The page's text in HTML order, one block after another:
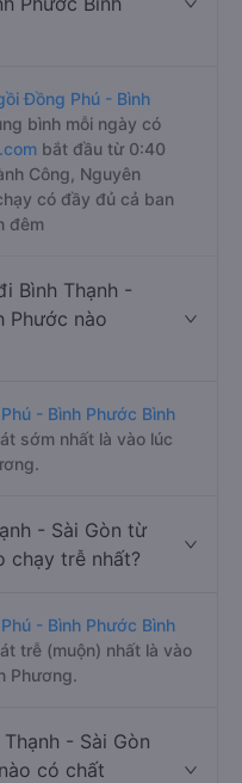
Đồng Phú - Bình
bình mỗi ngày có
bắt đầu từ 0:40
Công, Nguyên
có đầy đủ cả ban
đêm
Bình Thạnh -
Phước nào
- Bình Phước Bình
sớm nhất là vào lúc
- Sài Gòn từ
chạy trễ nhất?
- Bình Phước Bình
trễ (muộn) nhất là vào
Phương.
- Sài Gòn
có chất